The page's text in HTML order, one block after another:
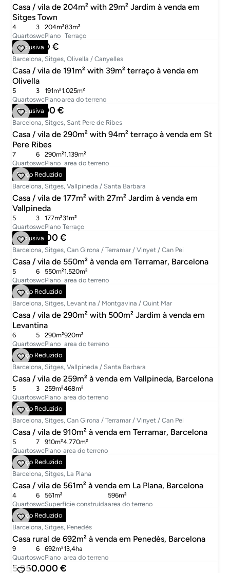
Casa / vila de 204m² with 29m² Jardim à venda em
Sitges Town
Quartos
4
wc
3
Plano
204m²
Terraço
83m²
Exclusiva
480.000 €
Barcelona, Sitges, Olivella / Canyelles
Casa / vila de 191m² with 39m² terraço à venda em
Olivella
Quartos
5
wc
3
Plano
191m²
area do terreno
1.025m²
Exclusiva
1.270.000 €
Barcelona, Sitges, Sant Pere de Ribes
Casa / vila de 290m² with 94m² terraço à venda em St
Pere Ribes
Quartos
7
wc
6
Plano
290m²
area do terreno
1.139m²
Preço Reduzido
795.000 €
Barcelona, Sitges, Vallpineda / Santa Barbara
Casa / vila de 177m² with 27m² Jardim à venda em
Vallpineda
Quartos
5
wc
3
Plano
177m²
Terraço
31m²
Exclusiva
4.650.000 €
Barcelona, Sitges, Can Girona / Terramar / Vinyet / Can Pei
Casa / vila de 550m² à venda em Terramar, Barcelona
Quartos
5
wc
6
Plano
550m²
area do terreno
1.520m²
Preço Reduzido
869.000 €
Barcelona, Sitges, Levantina / Montgavina / Quint Mar
Casa / vila de 290m² with 500m² Jardim à venda em
Levantina
Quartos
6
wc
5
Plano
290m²
area do terreno
920m²
Preço Reduzido
1.295.000 €
Barcelona, Sitges, Vallpineda / Santa Barbara
Casa / vila de 259m² à venda em Vallpineda, Barcelona
Quartos
5
wc
3
Plano
259m²
area do terreno
468m²
Preço Reduzido
7.350.000 €
Barcelona, Sitges, Can Girona / Terramar / Vinyet / Can Pei
Casa / vila de 910m² à venda em Terramar, Barcelona
Quartos
5
wc
7
Plano
910m²
area do terreno
4.770m²
Preço Reduzido
2.490.000 €
Barcelona, Sitges, La Plana
Casa / vila de 561m² à venda em La Plana, Barcelona
Quartos
4
wc
6
Superfície construída
561m²
area do terreno
596m²
Preço Reduzido
1.495.000 €
Barcelona, Sitges, Penedès
Casa rural de 692m² à venda em Penedès, Barcelona
Quartos
9
wc
6
Plano
692m²
area do terreno
13,4ha
5.950.000 €